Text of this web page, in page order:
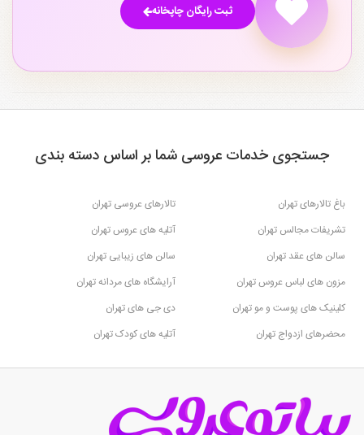
ثبت رایگان چاپخانه
جستجوی خدمات عروسی شما بر اساس دسته بندی
باغ تالارهای تهران
تالارهای عروسی تهران
تشریفات مجالس تهران
آتلیه های عروس تهران
سالن های عقد تهران
سالن های زیبایی تهران
مزون های لباس عروس تهران
آرایشگاه های مردانه تهران
کلینیک های پوست و مو تهران
دی جی های تهران
محضرهای ازدواج تهران
آتلیه های کودک تهران